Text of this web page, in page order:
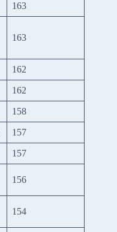
163
163
162
162
158
157
157
156
154